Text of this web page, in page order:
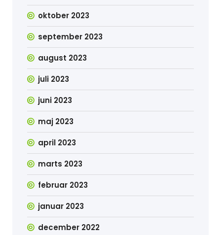
oktober 2023
september 2023
august 2023
juli 2023
juni 2023
maj 2023
april 2023
marts 2023
februar 2023
januar 2023
december 2022